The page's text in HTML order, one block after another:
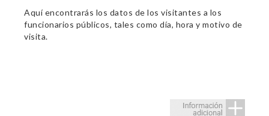
Aquí encontrarás los datos de los visitantes a los
funcionarios públicos, tales como día, hora y motivo de
visita.